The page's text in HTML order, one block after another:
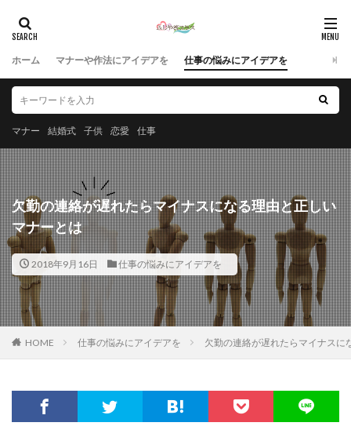
ホーム マナーや作法にアイデアを 仕事の悩みにアイデアを
マナー 結婚式 子供 恋愛 仕事
欠勤の連絡が遅れたらマイナスになる理由と正しい
マナーとは
2018年9月16日 仕事の悩みにアイデアを
HOME 仕事の悩みにアイデアを 欠勤の連絡が遅れたらマイナスに